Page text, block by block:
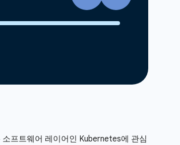
프트웨어 레이어인 Kubernetes에 관심